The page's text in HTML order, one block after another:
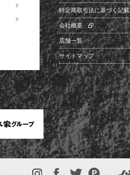
特定商取引法に基づく記載
会社概要
店舗一覧
サイトマップ